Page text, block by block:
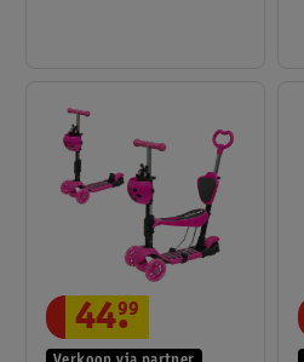
44.
99